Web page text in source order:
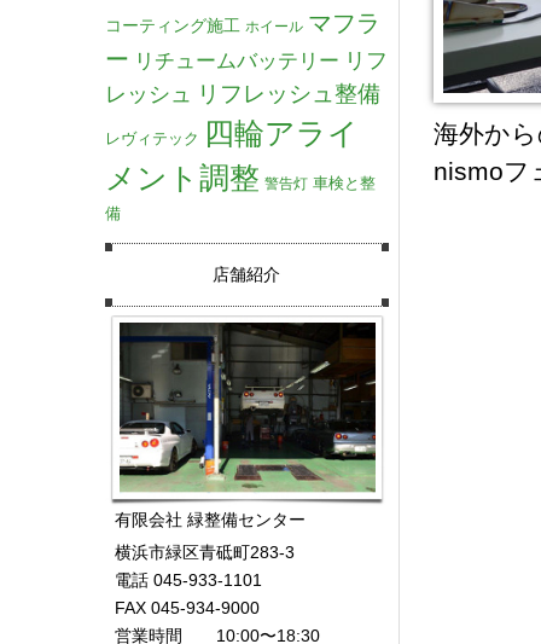
海外か
nismoフ
コーティング施工 ホイール マフラ
ー リチュームバッテリー リフ
レッシュ
リフレッシュ整備
レヴィテック 四輪アライ
メント調整 警告灯 車検と整
備
店舗紹介
有限会社 緑整備センター
横浜市緑区青砥町283-3
電話 045-933-1101
FAX 045-934-9000
営業時間 10:00〜18:30